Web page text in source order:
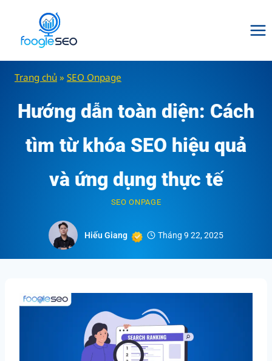
content
Trang chủ » SEO Onpage
Hướng dẫn toàn diện: Cách
tìm từ khóa SEO hiệu quả
và ứng dụng thực tế
SEO ONPAGE
Hiếu Giang Tháng 9 22, 2025